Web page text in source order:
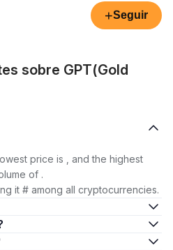
+Seguir
sobre GPT(Gold
price is , and the highest
of .
it # among all cryptocurrencies.